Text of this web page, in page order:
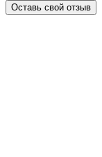
Оставь свой отзыв